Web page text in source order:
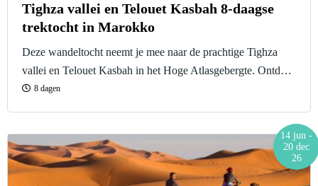
Tighza vallei en Telouet Kasbah 8-daagse
trektocht in Marokko
Deze wandeltocht neemt je mee naar de prachtige Tighza
vallei en Telouet Kasbah in het Hoge Atlasgebergte. Ontdek
de rust en vrede in deze prachtige vallei en geniet van het
8 dagen
14 jun -
20 dec
26